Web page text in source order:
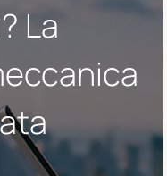
La